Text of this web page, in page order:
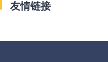
友情链接